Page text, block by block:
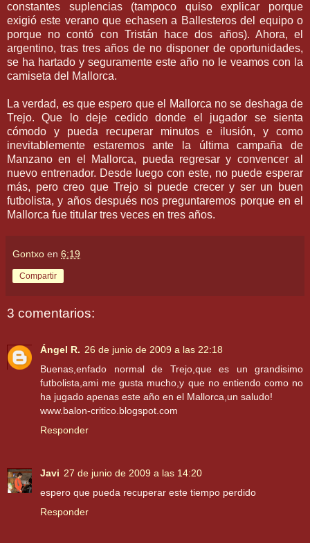
constantes suplencias(tampoco quiso explicar porque
exigió este verano que echasen a Ballesteros del equipo o
porque no contó con Tristán hace dos años). Ahora, el
argentino, tras tres años de no disponer de oportunidades,
se ha hartado y seguramente este año no le veamos con la
camiseta del Mallorca.
La verdad, es que espero que el Mallorcano se deshaga de
Trejo. Que lo deje cedido donde el jugador se sienta
cómodo y pueda recuperar minutos e ilusión, y como
inevitablemente estaremos ante la última campaña de
Manzano en el
Mallorca, pueda regresar y convencer al
nuevo entrenador. Desde luego con este, no puede esperar
más, pero creo que Trejo si puede crecer y ser un buen
futbolista, y años después nos preguntaremos porque en el
Mallorca fue titular tres veces en tres años.
Gontxo en 6:19
Compartir
3 comentarios:
Ángel R. 26 de junio de 2009 a las 22:18
Buenas,enfado normal de Trejo,que es un grandisimo
futbolista,ami me gusta mucho,y que no entiendo como no
ha jugado apenas este año en el Mallorca,un saludo!
www.balon-critico.blogspot.com
Responder
Javi 27 de junio de 2009 a las 14:20
espero que pueda recuperar este tiempo perdido
Responder